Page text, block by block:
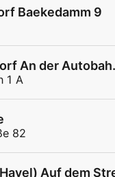
Baekedamm 9
Shell
1 A
82